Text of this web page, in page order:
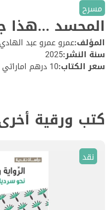
مسرح
المحسد ...هذا
المؤلف:عمرو عمرو عبد
سنة النشر:2025
سعر الكتاب:10 درهم اماراتي
كتب ورقية
نقد